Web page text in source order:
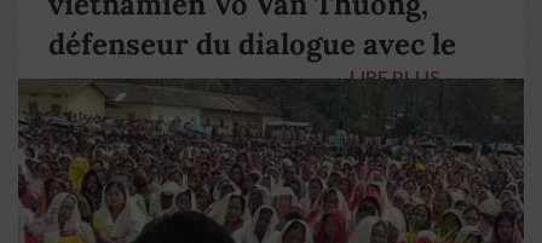
défenseur du dialogue avec le
pape François
LIRE PLUS →